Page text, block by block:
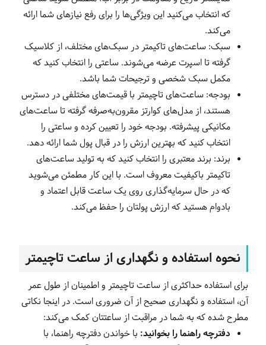
که انتخاب می‌کنید این ویژگی‌ها را برای رفع نیازهای شما ارائه
می‌کند.
سبک: ساعت‌های تاکیمتر در سبک‌های مختلف، از کلاسیک
گرفته تا اسپرت عرضه می‌شوند. ساعتی را انتخاب کنید که
مکمل سبک شخصی و ترجیحات شما باشد.
بودجه: ساعت‌های تاچیمتر با قیمت‌های مختلفی در دسترس
هستند، از مدل‌های کوارتز مقرون‌به‌صرفه گرفته تا ساعت‌های
مکانیکی پیشرفته. بودجه خود را تعیین کرده و ساعتی را
انتخاب کنید که بهترین ارزش را در قبال پول شما ارائه دهد.
برند: برند معتبری را انتخاب کنید که به تولید ساعت‌های
تاکیمتر باکیفیت معروف است. با این کار مطمئن می‌شوید
که در حال سرمایه‌گذاری روی یک ساعت قابل اعتماد و
بادوام هستید که ارزش پولتان را حفظ می‌کند.
نحوه استفاده و نگهداری از ساعت تاچیمتر
برای استفاده حداکثری از ساعت تاچیمتر و اطمینان از طول عمر
آن، استفاده و نگهداری صحیح از آن ضروری است. در اینجا نکاتی
مطرح شده که به شما در مراقبت از ساعتتان کمک می‌کند:
دفترچه راهنما را بخوانید: با خواندن دفترچه راهنما، با